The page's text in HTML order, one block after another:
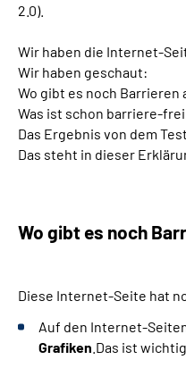
2.0).
Wir haben die Internet-
Wir haben geschaut:
Wo gibt es noch Barrieren
Was ist schon barriere-frei.
Das Ergebnis von dem
Das steht in dieser
Wo gibt es noch
Diese Internet-Seite hat
Auf den Internet-
Grafiken .Das ist